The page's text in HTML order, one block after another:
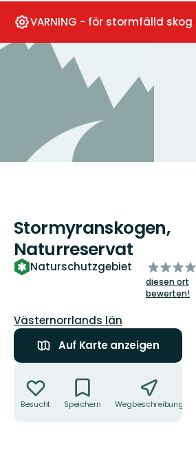
VARNING - för stormfälld skog
Stormyranskogen,
Naturreservat
Naturschutzgebiet
von
5
Sternen
diesen ort
bewerten!
Landkreis:
Västernorrlands län
Auf Karte anzeigen
Besucht Speichern Wegbeschreibung